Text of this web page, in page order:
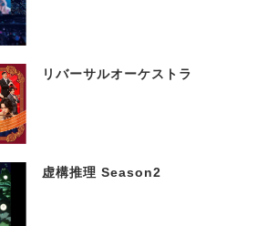
リバーサルオーケストラ
虚構推理 Season2